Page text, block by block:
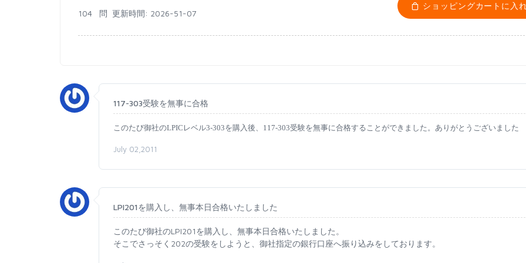
104 問 更新時間: 2026-51-07
ショッピングカートに入
117-303受験を無事に合格
このたび御社のLPIC レベル3-303を購入後、117-303受験を無事に合格することができました。ありがとうございました
July 02,2011
LPI201を購入し、無事本日合格いたしました
このたび御社のLPI201を購入し、無事本日合格いたしました。
そこでさっそく202の受験をしようと、御社指定の銀行口座へ振り込みをしております。